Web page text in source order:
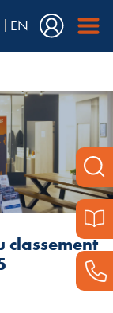
EN
classement